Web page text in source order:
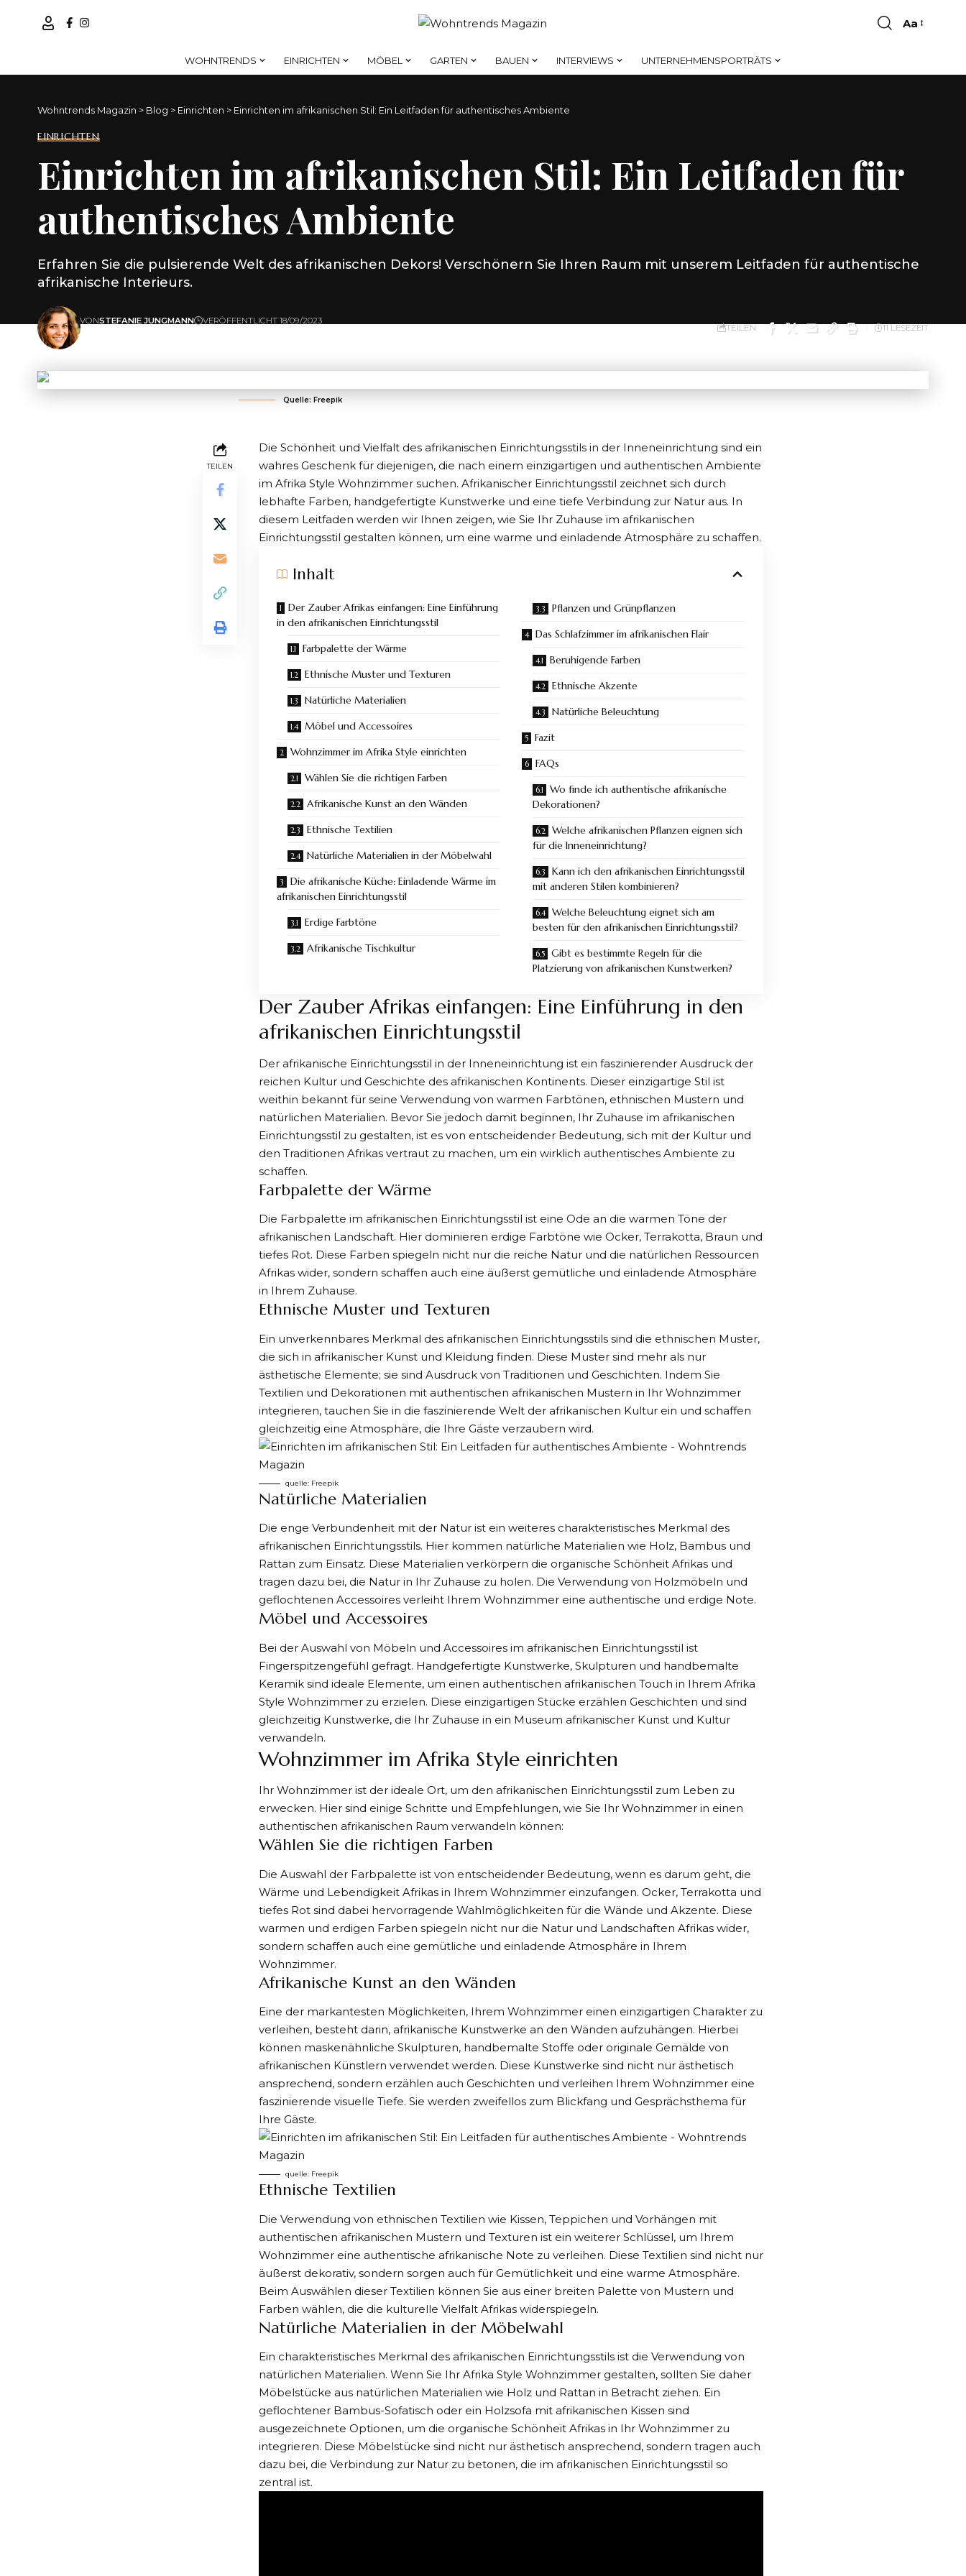
Font
Aa
WOHNTRENDS EINRICHTEN MÖBEL GARTEN BAUEN INTERVIEWS UNTERNEHMENSPORTRÄTS
Wohntrends Magazin > Blog > Einrichten > Einrichten im afrikanischen Stil: Ein Leitfaden für authentisches Ambiente
EINRICHTEN
Einrichten im afrikanischen Stil: Ein Leitfaden für
authentisches Ambiente
Erfahren Sie die pulsierende Welt des afrikanischen Dekors! Verschönern Sie Ihren Raum mit unserem Leitfaden für authentische
afrikanische Interieurs.
ZULETZT AKTUALISIERT: 06/11/2023 12:54
VONSTEFANIE JUNGMANN VERÖFFENTLICHT 18/09/2023
TEILEN 11 LESEZEIT
Quelle: Freepik
TEILEN
Die Schönheit und Vielfalt des afrikanischen Einrichtungsstils in der Inneneinrichtung sind ein
wahres Geschenk für diejenigen, die nach einem einzigartigen und authentischen Ambiente
im Afrika Style Wohnzimmer suchen. Afrikanischer Einrichtungsstil zeichnet sich durch
lebhafte Farben, handgefertigte Kunstwerke und eine tiefe Verbindung zur Natur aus. In
diesem Leitfaden werden wir Ihnen zeigen, wie Sie Ihr Zuhause im afrikanischen
Einrichtungsstil gestalten können, um eine warme und einladende Atmosphäre zu schaffen.
Inhalt
Der Zauber Afrikas einfangen: Eine Einführung
in den afrikanischen Einrichtungsstil
Farbpalette der Wärme
Ethnische Muster und Texturen
Natürliche Materialien
Möbel und Accessoires
Wohnzimmer im Afrika Style einrichten
Wählen Sie die richtigen Farben
Afrikanische Kunst an den Wänden
Ethnische Textilien
Natürliche Materialien in der Möbelwahl
Die afrikanische Küche: Einladende Wärme im
afrikanischen Einrichtungsstil
Erdige Farbtöne
Afrikanische Tischkultur
Pflanzen und Grünpflanzen
Das Schlafzimmer im afrikanischen Flair
Beruhigende Farben
Ethnische Akzente
Natürliche Beleuchtung
Fazit
FAQs
Wo finde ich authentische afrikanische
Dekorationen?
Welche afrikanischen Pflanzen eignen sich
für die Inneneinrichtung?
Kann ich den afrikanischen Einrichtungsstil
mit anderen Stilen kombinieren?
Welche Beleuchtung eignet sich am
besten für den afrikanischen Einrichtungsstil?
Gibt es bestimmte Regeln für die
Platzierung von afrikanischen Kunstwerken?
Der Zauber Afrikas einfangen: Eine Einführung in den
afrikanischen Einrichtungsstil
Der afrikanische Einrichtungsstil in der Inneneinrichtung ist ein faszinierender Ausdruck der
reichen Kultur und Geschichte des afrikanischen Kontinents. Dieser einzigartige Stil ist
weithin bekannt für seine Verwendung von warmen Farbtönen, ethnischen Mustern und
natürlichen Materialien. Bevor Sie jedoch damit beginnen, Ihr Zuhause im afrikanischen
Einrichtungsstil zu gestalten, ist es von entscheidender Bedeutung, sich mit der Kultur und
den Traditionen Afrikas vertraut zu machen, um ein wirklich authentisches Ambiente zu
schaffen.
Farbpalette der Wärme
Die Farbpalette im afrikanischen Einrichtungsstil ist eine Ode an die warmen Töne der
afrikanischen Landschaft. Hier dominieren erdige Farbtöne wie Ocker, Terrakotta, Braun und
tiefes Rot. Diese Farben spiegeln nicht nur die reiche Natur und die natürlichen Ressourcen
Afrikas wider, sondern schaffen auch eine äußerst gemütliche und einladende Atmosphäre
in Ihrem Zuhause.
Ethnische Muster und Texturen
Ein unverkennbares Merkmal des afrikanischen Einrichtungsstils sind die ethnischen Muster,
die sich in afrikanischer Kunst und Kleidung finden. Diese Muster sind mehr als nur
ästhetische Elemente; sie sind Ausdruck von Traditionen und Geschichten. Indem Sie
Textilien und Dekorationen mit authentischen afrikanischen Mustern in Ihr Wohnzimmer
integrieren, tauchen Sie in die faszinierende Welt der afrikanischen Kultur ein und schaffen
gleichzeitig eine Atmosphäre, die Ihre Gäste verzaubern wird.
quelle: Freepik
Natürliche Materialien
Die enge Verbundenheit mit der Natur ist ein weiteres charakteristisches Merkmal des
afrikanischen Einrichtungsstils. Hier kommen natürliche Materialien wie Holz, Bambus und
Rattan zum Einsatz. Diese Materialien verkörpern die organische Schönheit Afrikas und
tragen dazu bei, die Natur in Ihr Zuhause zu holen. Die Verwendung von Holzmöbeln und
geflochtenen Accessoires verleiht Ihrem Wohnzimmer eine authentische und erdige Note.
Möbel und Accessoires
Bei der Auswahl von Möbeln und Accessoires im afrikanischen Einrichtungsstil ist
Fingerspitzengefühl gefragt. Handgefertigte Kunstwerke, Skulpturen und handbemalte
Keramik sind ideale Elemente, um einen authentischen afrikanischen Touch in Ihrem Afrika
Style Wohnzimmer zu erzielen. Diese einzigartigen Stücke erzählen Geschichten und sind
gleichzeitig Kunstwerke, die Ihr Zuhause in ein Museum afrikanischer Kunst und Kultur
verwandeln.
Wohnzimmer im Afrika Style einrichten
Ihr Wohnzimmer ist der ideale Ort, um den afrikanischen Einrichtungsstil zum Leben zu
erwecken. Hier sind einige Schritte und Empfehlungen, wie Sie Ihr Wohnzimmer in einen
authentischen afrikanischen Raum verwandeln können:
Wählen Sie die richtigen Farben
Die Auswahl der Farbpalette ist von entscheidender Bedeutung, wenn es darum geht, die
Wärme und Lebendigkeit Afrikas in Ihrem Wohnzimmer einzufangen. Ocker, Terrakotta und
tiefes Rot sind dabei hervorragende Wahlmöglichkeiten für die Wände und Akzente. Diese
warmen und erdigen Farben spiegeln nicht nur die Natur und Landschaften Afrikas wider,
sondern schaffen auch eine gemütliche und einladende Atmosphäre in Ihrem
Wohnzimmer.
Afrikanische Kunst an den Wänden
Eine der markantesten Möglichkeiten, Ihrem Wohnzimmer einen einzigartigen Charakter zu
verleihen, besteht darin, afrikanische Kunstwerke an den Wänden aufzuhängen. Hierbei
können maskenähnliche Skulpturen, handbemalte Stoffe oder originale Gemälde von
afrikanischen Künstlern verwendet werden. Diese Kunstwerke sind nicht nur ästhetisch
ansprechend, sondern erzählen auch Geschichten und verleihen Ihrem Wohnzimmer eine
faszinierende visuelle Tiefe. Sie werden zweifellos zum Blickfang und Gesprächsthema für
Ihre Gäste.
quelle: Freepik
Ethnische Textilien
Die Verwendung von ethnischen Textilien wie Kissen, Teppichen und Vorhängen mit
authentischen afrikanischen Mustern und Texturen ist ein weiterer Schlüssel, um Ihrem
Wohnzimmer eine authentische afrikanische Note zu verleihen. Diese Textilien sind nicht nur
äußerst dekorativ, sondern sorgen auch für Gemütlichkeit und eine warme Atmosphäre.
Beim Auswählen dieser Textilien können Sie aus einer breiten Palette von Mustern und
Farben wählen, die die kulturelle Vielfalt Afrikas widerspiegeln.
Natürliche Materialien in der Möbelwahl
Ein charakteristisches Merkmal des afrikanischen Einrichtungsstils ist die Verwendung von
natürlichen Materialien. Wenn Sie Ihr Afrika Style Wohnzimmer gestalten, sollten Sie daher
Möbelstücke aus natürlichen Materialien wie Holz und Rattan in Betracht ziehen. Ein
geflochtener Bambus-Sofatisch oder ein Holzsofa mit afrikanischen Kissen sind
ausgezeichnete Optionen, um die organische Schönheit Afrikas in Ihr Wohnzimmer zu
integrieren. Diese Möbelstücke sind nicht nur ästhetisch ansprechend, sondern tragen auch
dazu bei, die Verbindung zur Natur zu betonen, die im afrikanischen Einrichtungsstil so
zentral ist.